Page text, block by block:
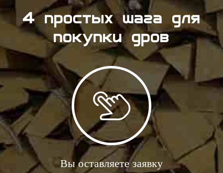
4 простых шага для
покупки дров
Вы оставляете заявку